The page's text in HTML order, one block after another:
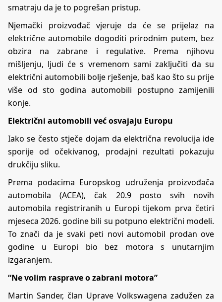
smatraju da je to pogrešan pristup.
Njemački proizvođač vjeruje da će se prijelaz na
električne automobile dogoditi prirodnim putem, bez
obzira na zabrane i regulative. Prema njihovu
mišljenju, ljudi će s vremenom sami zaključiti da su
električni automobili bolje rješenje, baš kao što su prije
više od sto godina automobili postupno zamijenili
konje.
Električni automobili već osvajaju Europu
Iako se često stječe dojam da električna revolucija ide
sporije od očekivanog, prodajni rezultati pokazuju
drukčiju sliku.
Prema podacima Europskog udruženja proizvođača
automobila (ACEA), čak 20.9 posto svih novih
automobila registriranih u Europi tijekom prva četiri
mjeseca 2026. godine bili su potpuno električni modeli.
To znači da je svaki peti novi automobil prodan ove
godine u Europi bio bez motora s unutarnjim
izgaranjem.
“Ne volim rasprave o zabrani motora”
Martin Sander, član Uprave Volkswagena zadužen za